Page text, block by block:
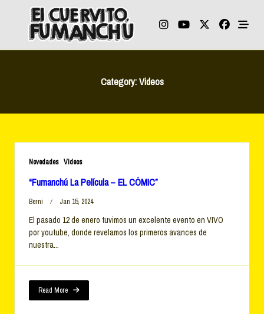
content
Category:Videos
Novedades Videos
“Fumanchú La Película – EL CÓMIC”
Berni Jan 15, 2024
El pasado 12 de enero tuvimos un excelente evento en VIVO
por youtube, donde revelamos los primeros avances de
nuestra...
Read More